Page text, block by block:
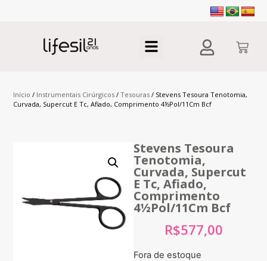
Início / Instrumentais Cirúrgicos /Tesouras / Stevens Tesoura Tenotomia,
Curvada, Supercut E Tc, Afiado, Comprimento 4½Pol/11Cm Bcf
Stevens Tesoura
Tenotomia,
Curvada, Supercut
E Tc, Afiado,
Comprimento
4½Pol/11Cm Bcf
R$577,00
Fora de estoque